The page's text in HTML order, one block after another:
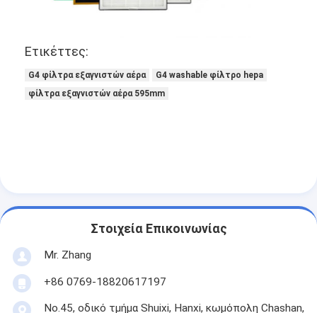
φίλτρα εξαγνιστών αέρα
Φίλτρο τσαντών αργιλίου
φίλτρο αέρα Μηχανή κατασκευής πλαισίων
Ετικέττες:
G4 φίλτρα εξαγνιστών αέρα
G4 washable φίλτρο hepa
φίλτρα εξαγνιστών αέρα 595mm
Στοιχεία Επικοινωνίας
Mr. Zhang
+86 0769-18820617197
No.45, οδικό τμήμα Shuixi, Hanxi, κωμόπολη Chashan,